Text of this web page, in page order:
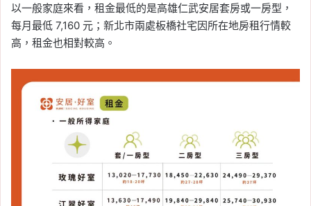
以一般家庭來看，租金最低的是高雄仁武安居套房或一房型，
每月最低 7,160 元；新北市兩處板橋社宅因所在地房租行情較
高，租金也相對較高。